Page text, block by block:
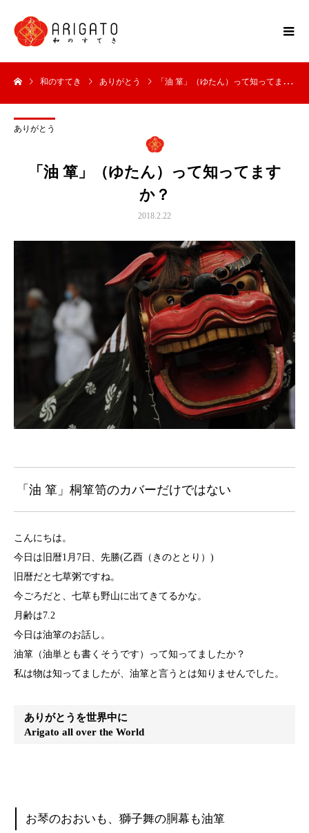
和のすてき ありがとう 「油 箪」（ゆたん）って知ってますか？
ありがとう
「油 箪」（ゆたん）って知ってます
か？
2018.2.22
「油 箪」桐箪笥のカバーだけではない
こんにちは。
今日は旧暦1月7日、先勝(乙酉（きのととり）)
旧暦だと七草粥ですね。
今ごろだと、七草も野山に出てきてるかな。
月齢は7.2
今日は油箪のお話し。
油箪（油単とも書くそうです）って知ってましたか？
私は物は知ってましたが、油箪と言うとは知りませんでした。
ありがとうを世界中に
Arigato all over the World
お琴のおおいも、獅子舞の胴幕も油箪